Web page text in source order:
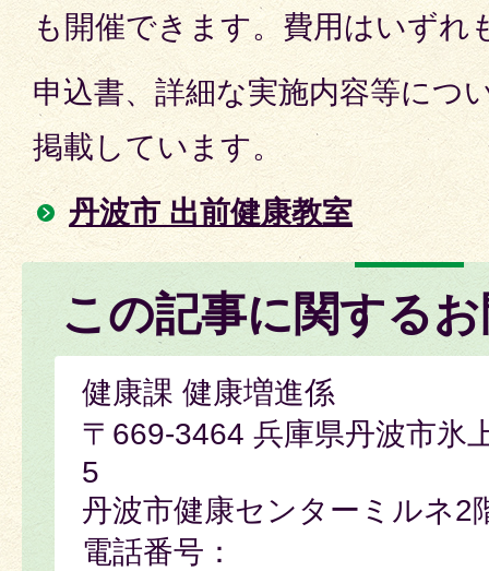
も開催できます。費用はいずれ
申込書、詳細な実施内容等につ
掲載しています。
丹波市 出前健康教室
この記事に関する
健康課 健康増進係
〒669-3464 兵庫県丹波市氷
5
丹波市健康センターミルネ2
電話番号：